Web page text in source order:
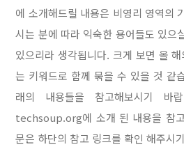
에 소개해드릴 내용은 비영리 영역의
시는 분에 따라 익숙한 용어들도 있으
있으리라 생각됩니다. 크게 보면 올
는 키워드로 함께 묶을 수 있을 것 같
래의 내용들을 참고해보시기 바
techsoup.org에 소개 된 내용을 참
문은 하단의 참고 링크를 확인 해주시